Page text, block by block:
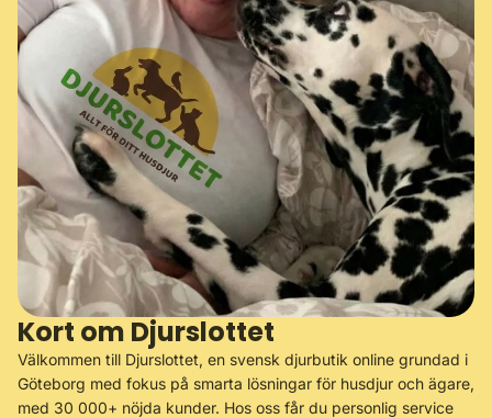
Kort om Djurslottet
Välkommen till Djurslottet, en svensk djurbutik online grundad i
Göteborg med fokus på smarta lösningar för husdjur och ägare,
med 30 000+ nöjda kunder. Hos oss får du personlig service